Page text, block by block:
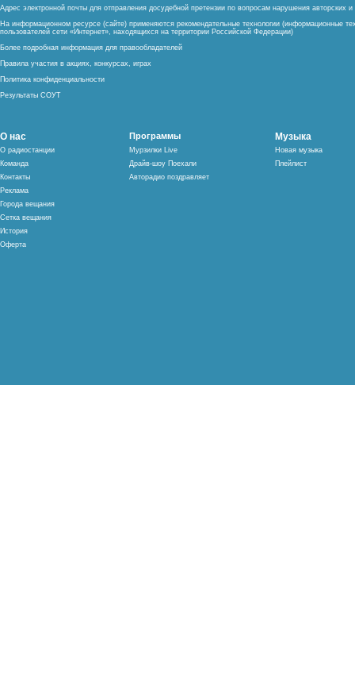
Адрес электронной почты для отправления досудебной претензии по вопросам нарушения авторских
На информационном ресурсе (сайте) применяются рекомендательные технологии (информационные
пользователей сети «Интернет», находящихся на территории Российской Федерации)
Более подробная информация для правообладателей
Правила участия в акциях, конкурсах, играх
Политика конфиденциальности
Результаты СОУТ
О нас
О радиостанции
Команда
Контакты
Реклама
Города вещания
Сетка вещания
История
Оферта
Программы
Мурзилки Live
Драйв-шоу Поехали
Авторадио поздравляет
Музыка
Новая музыка
Плейлист